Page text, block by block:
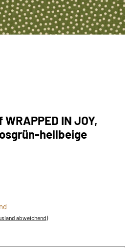
IN JOY,
hellbeige
abweichend)